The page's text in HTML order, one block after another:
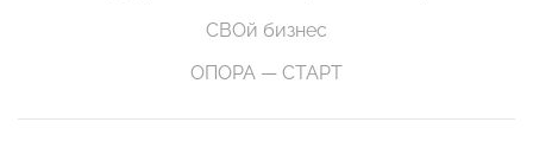
СВОй бизнес
ОПОРА — СТАРТ